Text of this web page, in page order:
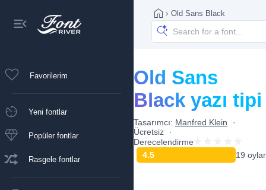
Favorilerim
Yeni fontlar
Popüler fontlar
Rasgele fontlar
› Old Sans Black
Old Sans
Black yazı tipi
Tasarımcı: Manfred Klein
Ücretsiz
Derecelendirme
4.5
19 oylar